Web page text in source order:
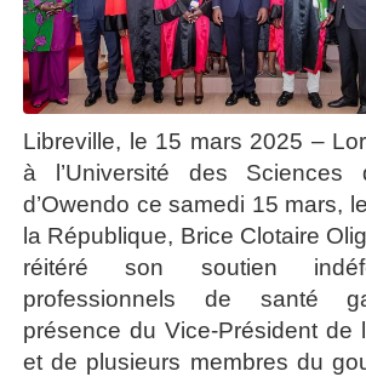
Libreville, le 15 mars 2025 –
à l’Université des
d’Owendo ce samedi 15 mars,
la République, Brice Clotaire
réitéré son soutien
professionnels de santé
présence du Vice-Président de
et de plusieurs membres du